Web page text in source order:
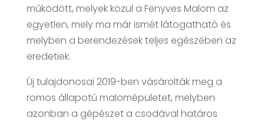
működött, melyek közül a Fenyves Malom az
egyetlen, mely ma már ismét látogatható és
melyben a berendezések teljes egészében az
eredetiek.
Új tulajdonosai 2019-ben vásárolták meg a
romos állapotú malomépületet, melyben
azonban a gépészet a csodával határos